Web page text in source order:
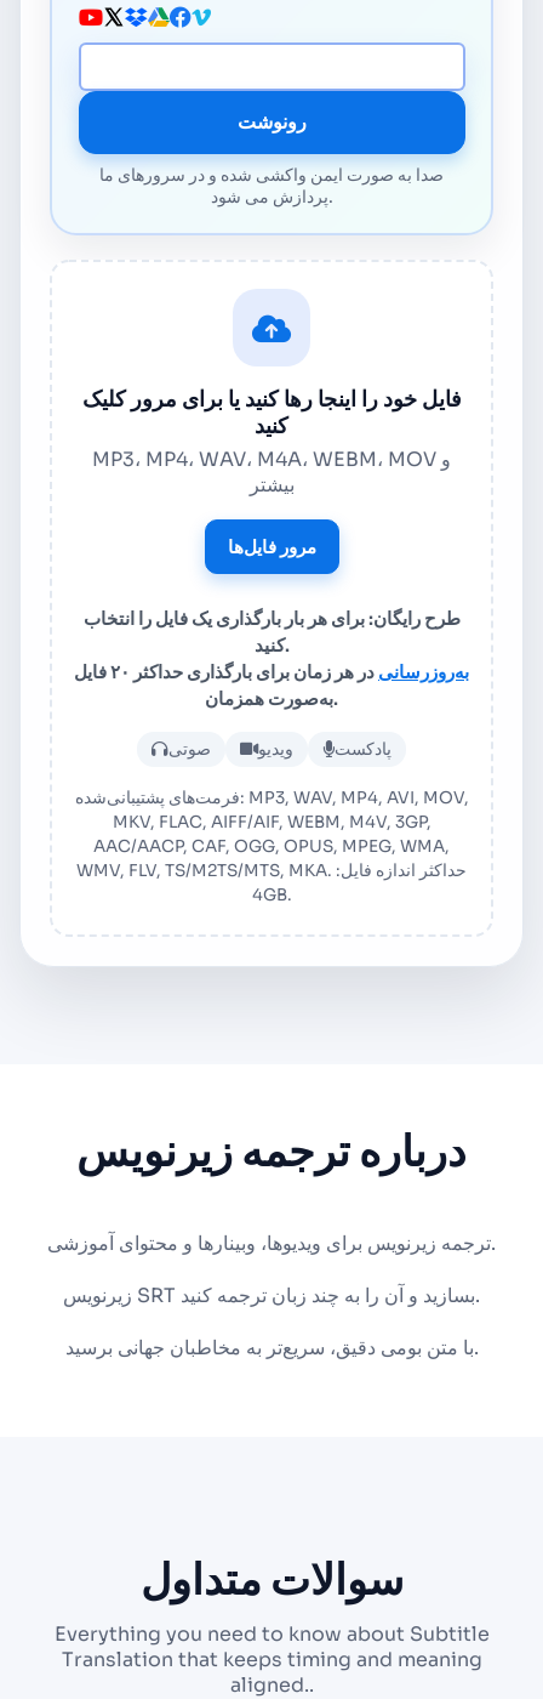
آدرس URL رسانه
رونوشت
صدا به صورت ایمن واکشی شده و در سرورهای ما
پردازش می شود.
فایل خود را اینجا رها کنید یا برای مرور کلیک
کنید
MP3، MP4، WAV، M4A، WEBM، MOV و
بیشتر
مرور فایل‌ها
طرح رایگان: برای هر بار بارگذاری یک فایل را انتخاب
کنید.
به‌روزرسانی
در هر زمان برای بارگذاری حداکثر ۲۰ فایل
به‌صورت همزمان.
بارگذاری فایل صوتی یا ویدئویی
صوتی ویدیو پادکست
فرمت‌های پشتیبانی‌شده: MP3, WAV, MP4, AVI, MOV,
MKV, FLAC, AIFF/AIF, WEBM, M4V, 3GP,
AAC/AACP, CAF, OGG, OPUS, MPEG, WMA,
WMV, FLV, TS/M2TS/MTS, MKA. حداکثر اندازه فایل:
4GB.
درباره ترجمه زیرنویس
ترجمه زیرنویس برای ویدیوها، وبینارها و محتوای آموزشی.
زیرنویس SRT بسازید و آن را به چند زبان ترجمه کنید.
با متن بومی دقیق، سریع‌تر به مخاطبان جهانی برسید.
سوالات متداول
Everything you need to know about Subtitle
Translation that keeps timing and meaning
aligned..